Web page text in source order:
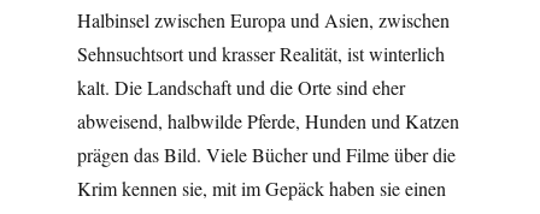
Halbinsel zwischen Europa und Asien, zwischen
Sehnsuchtsort und krasser Realität, ist winterlich
kalt. Die Landschaft und die Orte sind eher
abweisend, halbwilde Pferde, Hunden und Katzen
prägen das Bild. Viele Bücher und Filme über die
Krim kennen sie, mit im Gepäck haben sie einen